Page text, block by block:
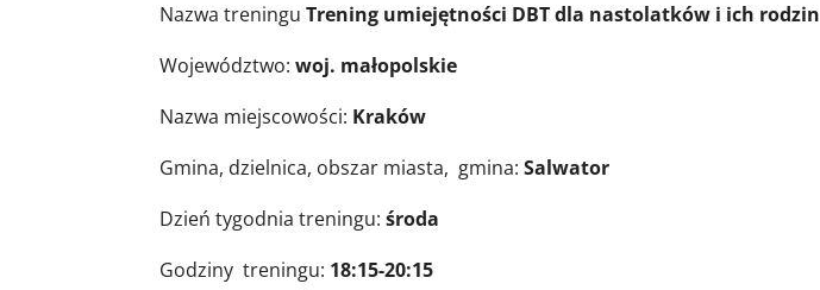
Nazwa treninguTrening umiejętności DBT dla nastolatków i ich rodzin
Województwo:woj. małopolskie
Nazwa miejscowości: Kraków
Gmina, dzielnica, obszar miasta, gmina:Salwator
Dzień tygodnia treningu:środa
Godziny treningu: 18:15-20:15